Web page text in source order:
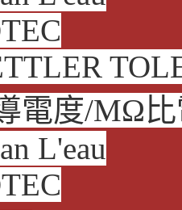
電度/MΩ
L'eau